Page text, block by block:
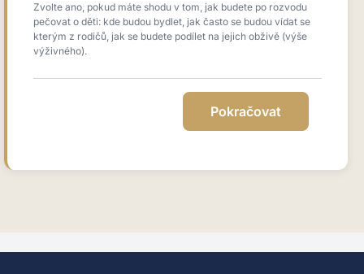
Zvolte ano, pokud máte shodu v tom, jak budete po rozvodu
pečovat o děti: kde budou bydlet, jak často se budou vídat se
kterým z rodičů, jak se budete podílet na jejich obživě (výše
výživného).